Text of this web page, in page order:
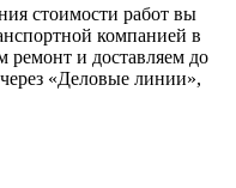
стоимости работ вы
компанией в
и доставляем до
«Деловые линии»,